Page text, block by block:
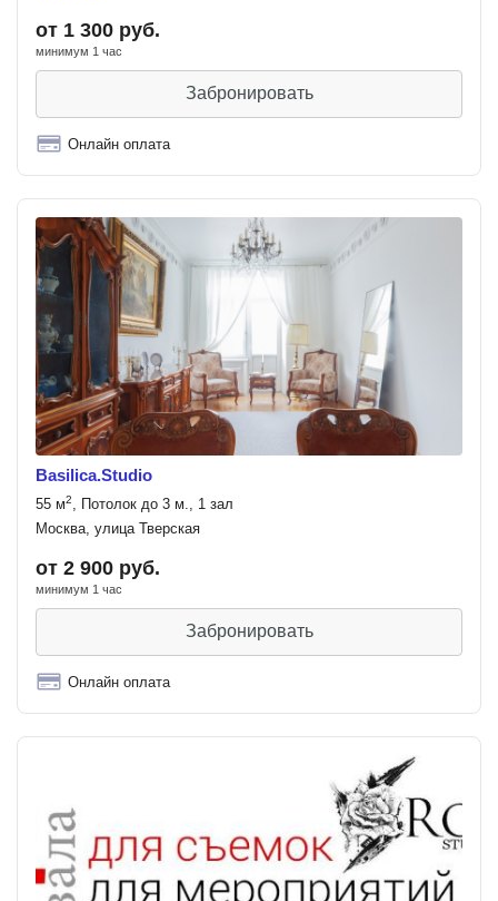
от 1 300 руб.
минимум 1 час
Забронировать
Онлайн оплата
Basilica.Studio
55 м2, Потолок до 3 м., 1 зал
Москва, улица Тверская
от 2 900 руб.
минимум 1 час
Забронировать
Онлайн оплата